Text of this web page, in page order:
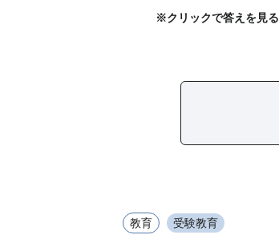
※クリックで答えを見る
教育 受験教育